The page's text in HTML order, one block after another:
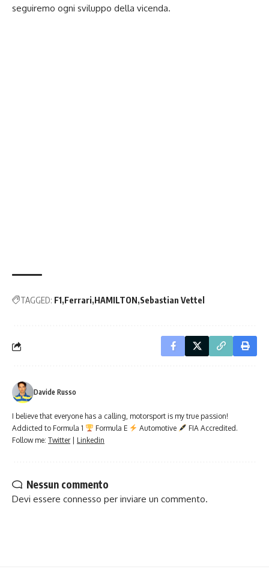
seguiremo ogni sviluppo della vicenda.
TAGGED: F1 Ferrari HAMILTON Sebastian Vettel
Davide Russo
I believe that everyone has a calling, motorsport is my true passion!
Addicted to Formula 1
Formula E Automotive
FIA Accredited.
Follow me: Twitter| Linkedin
Nessun commento
Devi essere connesso per inviare un commento.